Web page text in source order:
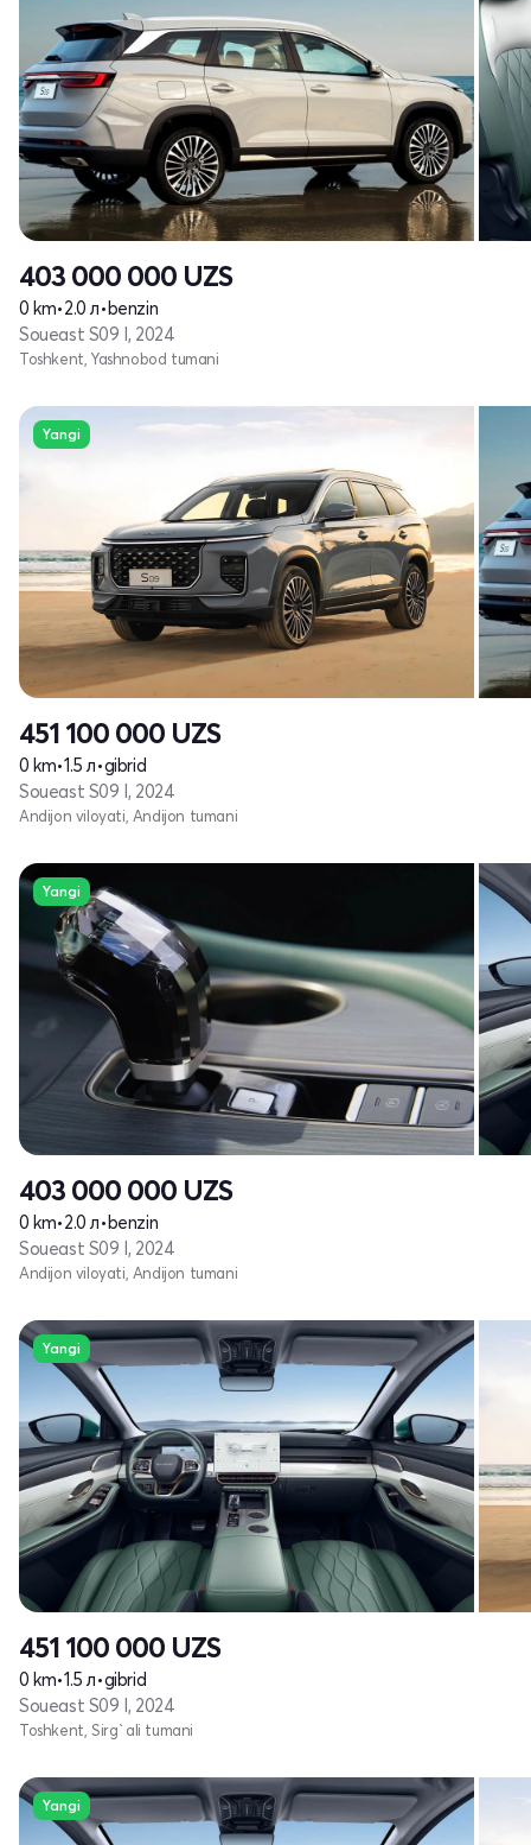
403 000 000 UZS
0 km•2.0 л•benzin
Soueast S09 I, 2024
Toshkent, Yashnobod tumani
Yangi
451 100 000 UZS
0 km•1.5 л•gibrid
Soueast S09 I, 2024
Andijon viloyati, Andijon tumani
Yangi
403 000 000 UZS
0 km•2.0 л•benzin
Soueast S09 I, 2024
Andijon viloyati, Andijon tumani
Yangi
451 100 000 UZS
0 km•1.5 л•gibrid
Soueast S09 I, 2024
Toshkent, Sirg`ali tumani
Yangi